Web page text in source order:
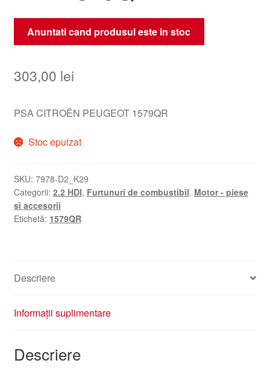
Anuntati cand produsul este in stoc
303,00 lei
PSA CITROËN PEUGEOT 1579QR
Stoc epuizat
SKU: 7978-D2_K29
Categorii: 2.2 HDI, Furtunuri de combustibil, Motor - piese
si accesorii
Etichetă: 1579QR
Descriere
Informații suplimentare
Descriere